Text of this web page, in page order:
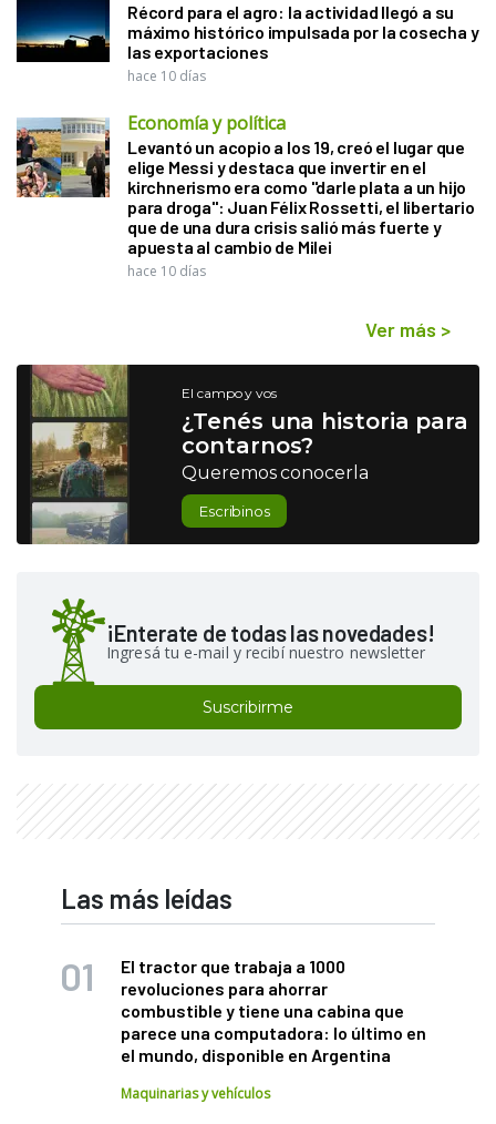
Récord para el agro: la actividad llegó a su
máximo histórico impulsada por la cosecha y
las exportaciones
hace 10 días
Economía y política
Levantó un acopio a los 19, creó el lugar que
elige Messi y destaca que invertir en el
kirchnerismo era como "darle plata a un hijo
para droga": Juan Félix Rossetti, el libertario
que de una dura crisis salió más fuerte y
apuesta al cambio de Milei
hace 10 días
Ver más >
El campo y vos
¿Tenés una historia para
contarnos?
Queremos conocerla
Escribinos
¡Enterate de todas las novedades!
Ingresá tu e-mail y recibí nuestro newsletter
Suscribirme
Las más leídas
El tractor que trabaja a 1000
revoluciones para ahorrar
combustible y tiene una cabina que
parece una computadora: lo último en
el mundo, disponible en Argentina
Maquinarias y vehículos